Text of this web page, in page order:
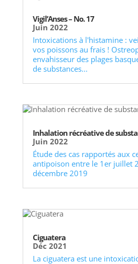
Vigil’Anses – No. 17
Juin 2022
Intoxications à l'histamine :
vos poissons au frais !
envahisseur des plages
de substances...
Inhalation récréative de
Juin 2022
Étude des cas rapportés aux
antipoison entre le 1er juillet
décembre 2019
Ciguatera
Déc 2021
La ciguatera est une